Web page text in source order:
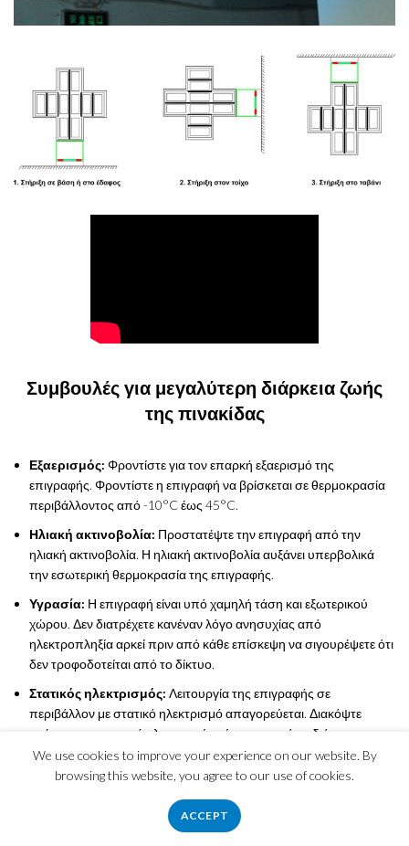
Συμβουλές για μεγαλύτερη διάρκεια ζωής
της πινακίδας
Εξαερισμός: Φροντίστε για τον επαρκή εξαερισμό της
επιγραφής. Φροντίστε η επιγραφή να βρίσκεται σε θερμοκρασία
περιβάλλοντος από -10°C έως 45°C.
Ηλιακή ακτινοβολία: Προστατέψτε την επιγραφή από την
ηλιακή ακτινοβολία. Η ηλιακή ακτινοβολία αυξάνει υπερβολικά
την εσωτερική θερμοκρασία της επιγραφής.
Υγρασία: Η επιγραφή είναι υπό χαμηλή τάση και εξωτερικού
χώρου. Δεν διατρέχετε κανέναν λόγο ανησυχίας από
ηλεκτροπληξία αρκεί πριν από κάθε επίσκεψη να σιγουρέψετε ότι
δεν τροφοδοτείται από το δίκτυο.
Στατικός ηλεκτρισμός: Λειτουργία της επιγραφής σε
περιβάλλον με στατικό ηλεκτρισμό απαγορεύεται. Διακόψτε
αμέσως την παροχή ηλεκτρικού ρεύματος κατά τη διάρκεια
εργασιών ηλεκτροσυγκόλλησης κοντά στην επιγραφή.
24ωρη λειτουργία:Μην έχετε την επιγραφή σε συνεχή
λειτουργία επί 24 ώρες. Διακόψτε τη λειτουργία της επιγραφής για
τουλάχιστον 4 ώρες το 24ωρο.
We use cookies to improve your experience on our website. By
browsing this website, you agree to our use of cookies.
ACCEPT